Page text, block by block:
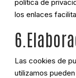
política de
los enlaces
Las cookies de
utilizamos